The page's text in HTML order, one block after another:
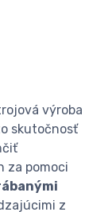
výroba
skutočnosť
za pomoci
z